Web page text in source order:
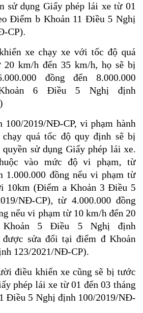
sử dụng Giấy phép lái xe từ 01
Điểm b Khoản 11 Điều 5 Nghị
CP).
xe chạy xe với tốc độ quá
km/h đến 35 km/h, họ sẽ bị
đồng đến 8.000.000
6 Điều 5 Nghị định
100/2019/NĐ-CP, vi phạm hành
quá tốc độ quy định sẽ bị
sử dụng Giấy phép lái xe.
vào mức độ vi phạm, từ
1.000.000 đồng nếu vi phạm từ
10km (Điểm a Khoản 3 Điều 5
NĐ-CP), từ 4.000.000 đồng
nếu vi phạm từ 10 km/h đến 20
5 Điều 5 Nghị định
được sửa đổi tại điểm đ Khoản
123/2021/NĐ-CP).
điều khiển xe cũng sẽ bị tước
phép lái xe từ 01 đến 03 tháng
Điều 5 Nghị định 100/2019/NĐ-